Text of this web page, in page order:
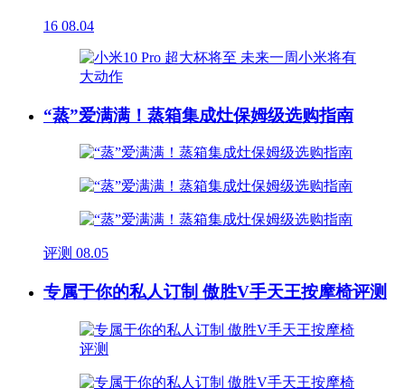
16 08.04
“蒸”爱满满！蒸箱集成灶保姆级选购指南
评测 08.05
专属于你的私人订制 傲胜V手天王按摩椅评测